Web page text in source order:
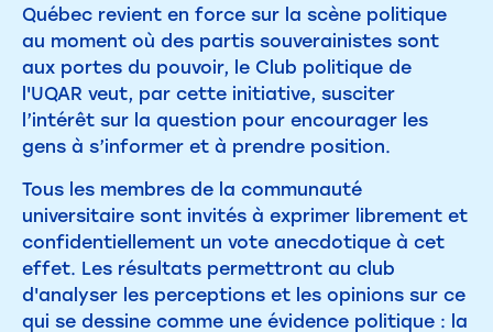
Québec revient en force sur la scène politique
au moment où des partis souverainistes sont
aux portes du pouvoir, le Club politique de
l'UQAR veut, par cette initiative, susciter
l’intérêt sur la question pour encourager les
gens à s’informer et à prendre position.
Tous les membres de la communauté
universitaire sont invités à exprimer librement et
confidentiellement un vote anecdotique à cet
effet. Les résultats permettront au club
d'analyser les perceptions et les opinions sur ce
qui se dessine comme une évidence politique : la